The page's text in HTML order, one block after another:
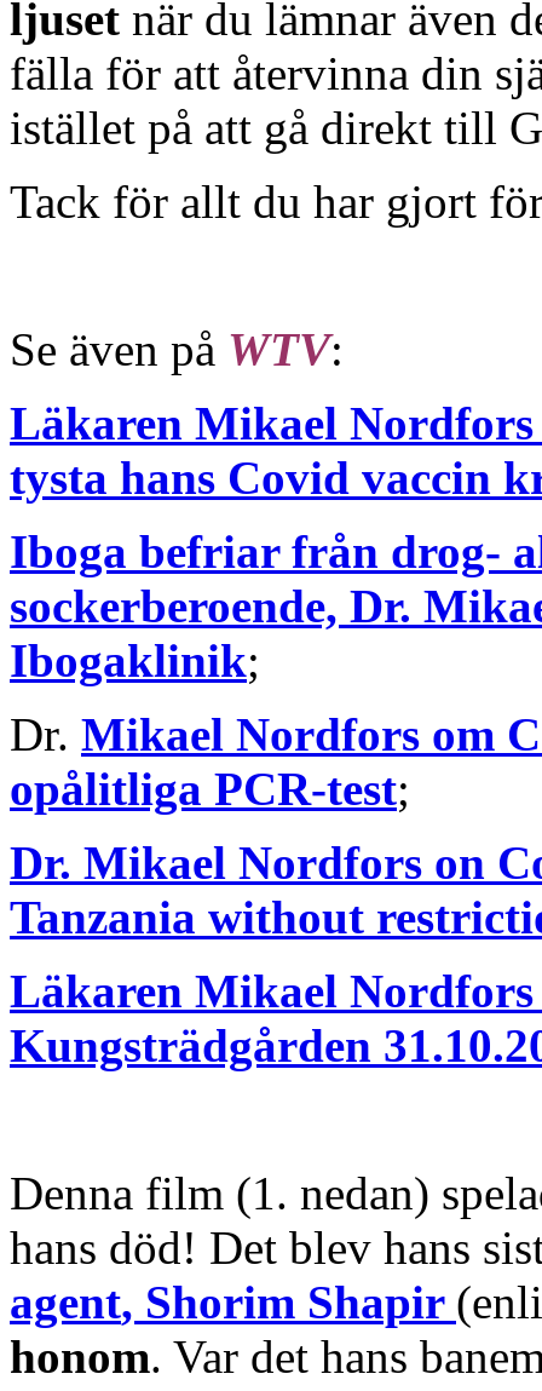
ljuset när du lämnar även
fälla för att återvinna din
istället på att gå direkt till
Tack för allt du har gjort
Se även på WTV:
Läkaren Mikael
tysta hans Covid vaccin
Iboga befriar från drog-
sockerberoende, Dr.
Ibogaklinik;
Dr. Mikael Nordfors om
opålitliga PCR-test;
Dr. Mikael Nordfors on
Tanzania without
Läkaren Mikael
Kungsträdgården
Denna film (1. nedan)
hans död! Det blev hans
agent, Shorim Shapir
honom. Var det hans